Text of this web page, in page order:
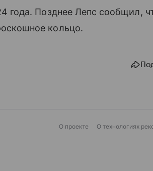
года. Позднее Лепс сообщил,
кольцо.
О проекте О технологиях